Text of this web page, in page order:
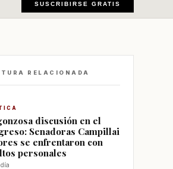
SUSCRIBIRSE GRATIS
RELACIONADA
discusión en el
Senadoras Campillai
se enfrentaron con
personales